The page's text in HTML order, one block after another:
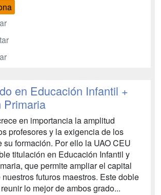
en Educación Infantil +
Primaria
en importancia la amplitud
profesores y la exigencia de los
su formación. Por ello la UAO CEU
titulación en Educación Infantil y
que permite ampliar el capital
futuros maestros. Este doble
lo mejor de ambos grado...